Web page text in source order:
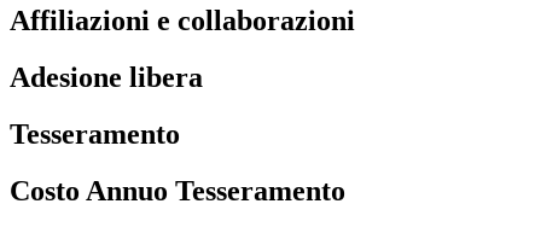
Affiliazioni e collaborazioni
Adesione libera
Tesseramento
Costo Annuo Tesseramento